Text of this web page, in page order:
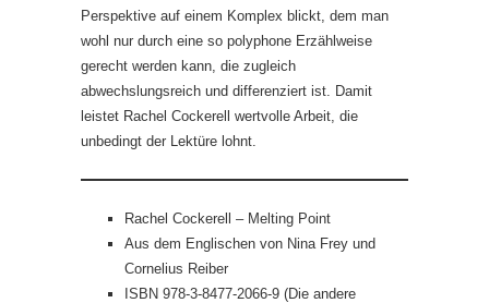
Perspektive auf einem Komplex blickt, dem man
wohl nur durch eine so polyphone Erzählweise
gerecht werden kann, die zugleich
abwechslungsreich und differenziert ist. Damit
leistet Rachel Cockerell wertvolle Arbeit, die
unbedingt der Lektüre lohnt.
Rachel Cockerell – Melting Point
Aus dem Englischen von Nina Frey und
Cornelius Reiber
ISBN 978-3-8477-2066-9 (Die andere